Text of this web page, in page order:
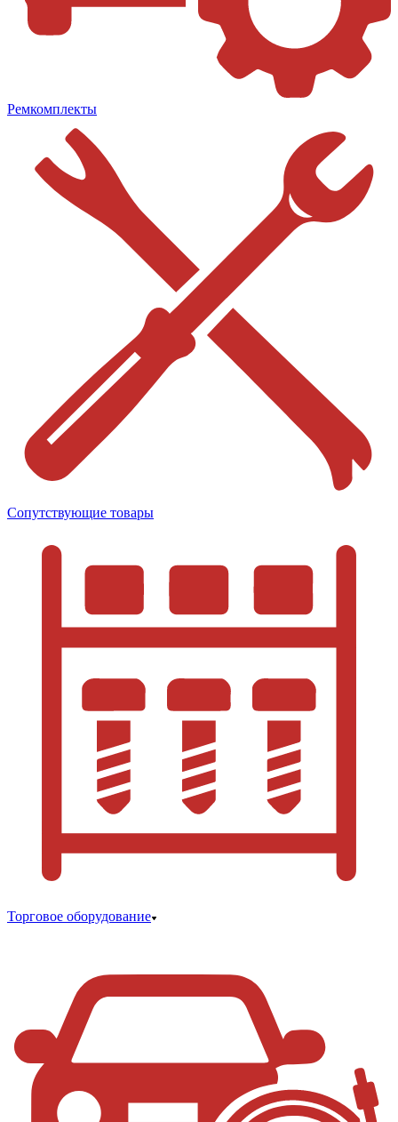
Ремкомплекты
Сопутствующие товары
Торговое оборудование